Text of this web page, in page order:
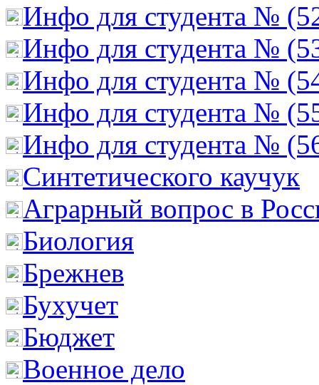
Инфо для студента №
Инфо для студента №
Инфо для студента №
Инфо для студента №
Инфо для студента №
Cинтетического каучук
Аграрный вопрос в
Биология
Брежнев
Бухучет
Бюджет
Военное дело